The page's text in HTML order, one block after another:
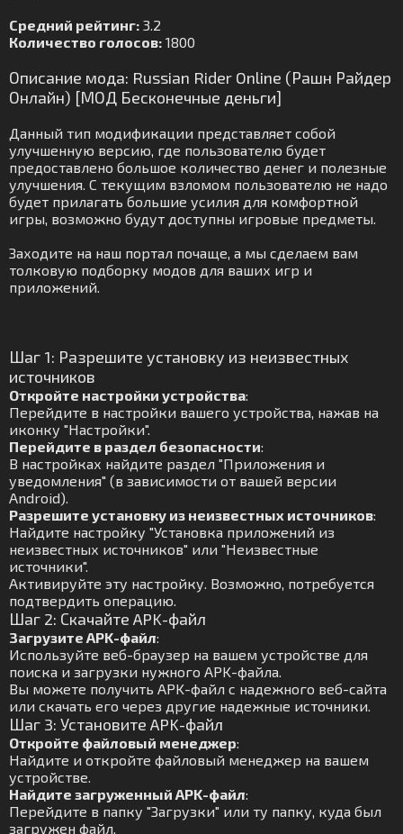
Средний рейтинг: 3.2
Количество голосов: 1800
Описание мода: Russian Rider Online (Рашн Райдер
Онлайн) [МОД Бесконечные деньги]
Данный тип модификации представляет собой
улучшенную версию, где пользователю будет
предоставлено большое количество денег и полезные
улучшения. С текущим взломом пользователю не надо
будет прилагать большие усилия для комфортной
игры, возможно будут доступны игровые предметы.
Заходите на наш портал почаще, а мы сделаем вам
толковую подборку модов для ваших игр и
приложений.
Шаг 1: Разрешите установку из неизвестных
источников
Откройте настройки устройства:
Перейдите в настройки вашего устройства, нажав на
иконку "Настройки".
Перейдите в раздел безопасности:
В настройках найдите раздел "Приложения и
уведомления" (в зависимости от вашей версии
Android).
Разрешите установку из неизвестных источников:
Найдите настройку "Установка приложений из
неизвестных источников" или "Неизвестные
источники".
Активируйте эту настройку. Возможно, потребуется
подтвердить операцию.
Шаг 2: Скачайте APK-файл
Загрузите APK-файл:
Используйте веб-браузер на вашем устройстве для
поиска и загрузки нужного APK-файла.
Вы можете получить APK-файл с надежного веб-сайта
или скачать его через другие надежные источники.
Шаг 3: Установите APK-файл
Откройте файловый менеджер:
Найдите и откройте файловый менеджер на вашем
устройстве.
Найдите загруженный APK-файл:
Перейдите в папку "Загрузки" или ту папку, куда был
загружен файл.